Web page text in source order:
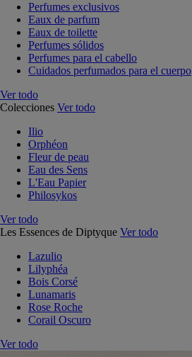
Perfumes exclusivos
Eaux de parfum
Eaux de toilette
Perfumes sólidos
Perfumes para el cabello
Cuidados perfumados para el cuerpo
Ver todo
Colecciones Ver todo
Ilio
Orphéon
Fleur de peau
Eau des Sens
L'Eau Papier
Philosykos
Ver todo
Les Essences de Diptyque Ver todo
Lazulio
Lilyphéa
Bois Corsé
Lunamaris
Rose Roche
Corail Oscuro
Ver todo